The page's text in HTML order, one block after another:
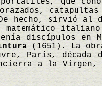
que
hecho, sirvió al
matemático
discípulos
(1651). La
París, década
a la